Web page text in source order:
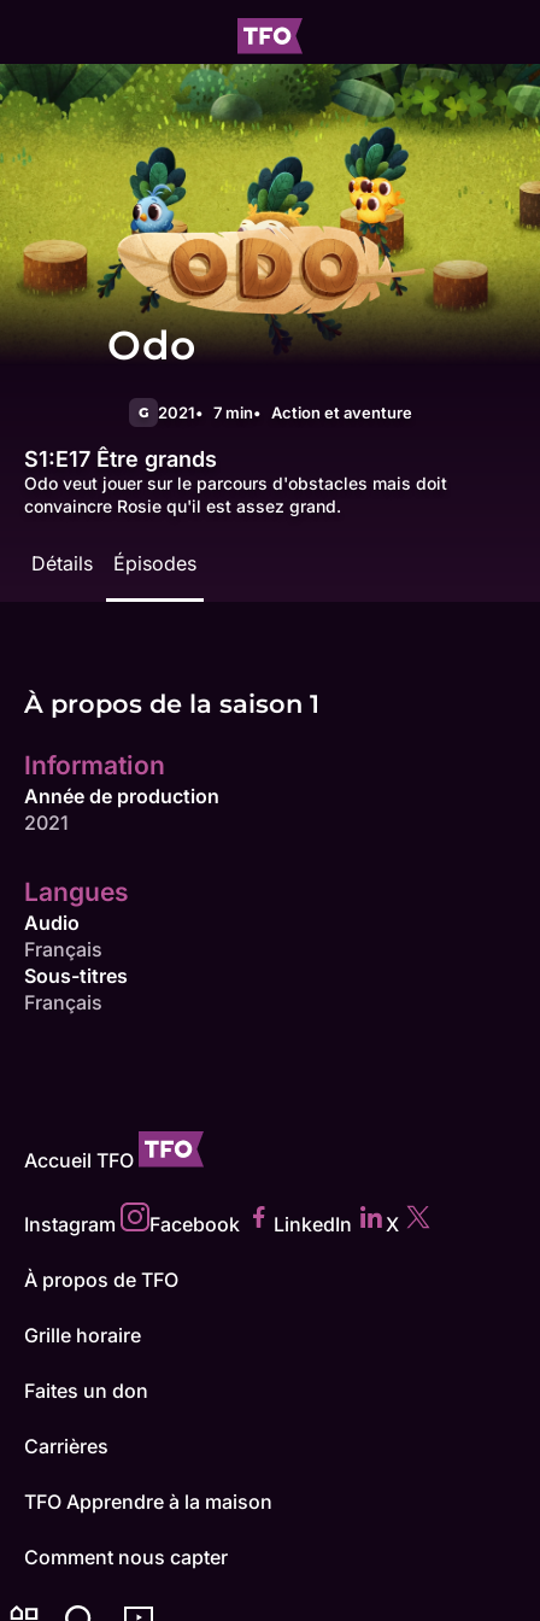
Odo
G 2021 7 min Action et aventure
S1:E17 Être grands
Odo veut jouer sur le parcours d'obstacles mais doit
convaincre Rosie qu'il est assez grand.
Détails Épisodes
À propos de la saison 1
Information
Année de production
2021
Langues
Audio
Français
Sous-titres
Français
Accueil TFO
Instagram Facebook LinkedIn X
À propos de TFO
Grille horaire
Faites un don
Carrières
TFO Apprendre à la maison
Comment nous capter
Contactez-nous